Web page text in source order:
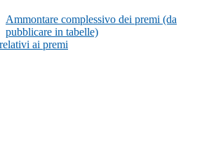
Ammontare complessivo dei premi (da
pubblicare in tabelle)
ai premi